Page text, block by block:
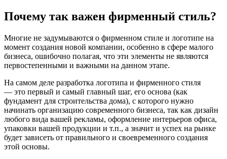
Почему так важен фирменный стиль?
Многие не задумываются о фирменном стиле и логотипе на
момент создания новой компании, особенно в сфере малого
бизнеса, ошибочно полагая, что эти элементы не являются
первостепенными и важными на данном этапе.
На самом деле разработка логотипа и фирменного стиля
— это первый и самый главный шаг, его основа (как
фундамент для строительства дома), с которого нужно
начинать организацию современного бизнеса, так как дизайн
любого вида вашей рекламы, оформление интерьеров офиса,
упаковки вашей продукции и т.п., а значит и успех на рынке
будет зависеть от правильного и своевременного создания
этой основы.